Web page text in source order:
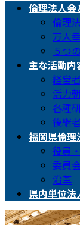
倫理法人会
倫理
万人
５つ
主な活動内
経営
活力
各種
後継
福岡県倫理
役員
委員
沿革
県内単位法